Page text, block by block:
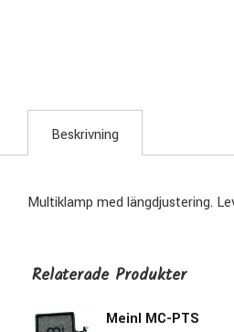
Beskrivning
Multiklamp med längdjustering.
Relaterade Produkter
Meinl MC-PTS